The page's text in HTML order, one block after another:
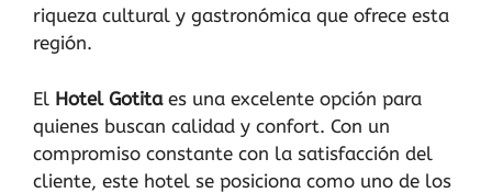
riqueza cultural y gastronómica que ofrece esta
región.
El Hotel Gotitaes una excelente opción para
quienes buscan calidad y confort. Con un
compromiso constante con la satisfacción del
cliente, este hotel se posiciona como uno de los